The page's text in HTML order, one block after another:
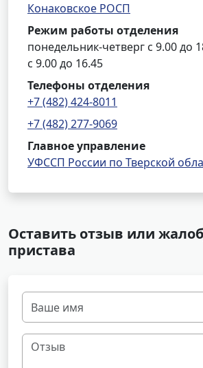
Конаковское РОСП
Режим работы отделения
понедельник-четверг с 9.00 до
с 9.00 до 16.45
Телефоны отделения
+7 (482) 424-8011
+7 (482) 277-9069
Главное управление
УФССП России по Тверской
Оставить отзыв или
пристава